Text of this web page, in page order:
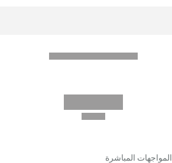
المواجهات المباشرة